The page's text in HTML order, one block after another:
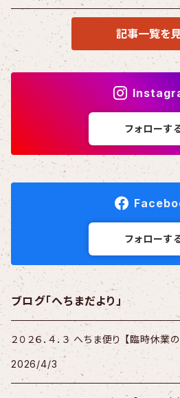
記事一覧を
フォローす
フォローす
ブログ「へちまだより」
２０２６．４．３ へちま便り 【臨時
2026/4/3